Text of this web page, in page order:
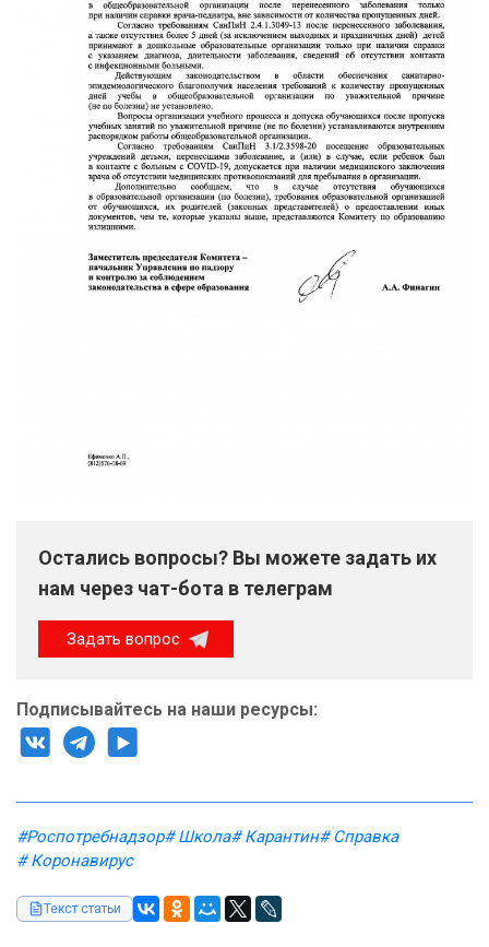
Остались вопросы? Вы можете задать их
нам через чат-бота в телеграм
Задать вопрос
Подписывайтесь на наши ресурсы:
#Роспотребнадзор# Школа# Карантин# Справка
# Коронавирус
Текст статьи